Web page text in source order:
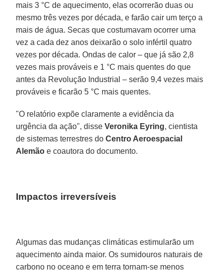
mais 3 °C de aquecimento, elas ocorrerão duas ou
mesmo três vezes por década, e farão cair um terço a
mais de água. Secas que costumavam ocorrer uma
vez a cada dez anos deixarão o solo infértil quatro
vezes por década. Ondas de calor – que já são 2,8
vezes mais prováveis e 1 °C mais quentes do que
antes da Revolução Industrial – serão 9,4 vezes mais
prováveis e ficarão 5 °C mais quentes.
"O relatório expõe claramente a evidência da
urgência da ação", disseVeronika Eyring, cientista
de sistemas terrestres doCentro Aeroespacial
Alemão e coautora do documento.
Impactos irreversíveis
Algumas das mudanças climáticas estimularão um
aquecimento ainda maior. Os sumidouros naturais de
carbono no oceano e em terra tornam-se menos